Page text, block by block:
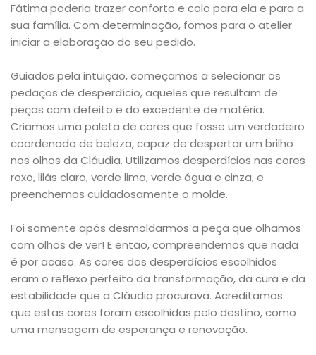
Fátima poderia trazer conforto e colo para ela e para a
sua família. Com determinação, fomos para o atelier
iniciar a elaboração do seu pedido.
Guiados pela intuição, começamos a selecionar os
pedaços de desperdício, aqueles que resultam de
peças com defeito e do excedente de matéria.
Criamos uma paleta de cores que fosse um verdadeiro
coordenado de beleza, capaz de despertar um brilho
nos olhos da Cláudia. Utilizamos desperdícios nas cores
roxo, lilás claro, verde lima, verde água e cinza, e
preenchemos cuidadosamente o molde.
Foi somente após desmoldarmos a peça que olhamos
com olhos de ver! E então, compreendemos que nada
é por acaso. As cores dos desperdícios escolhidos
eram o reflexo perfeito da transformação, da cura e da
estabilidade que a Cláudia procurava. Acreditamos
que estas cores foram escolhidas pelo destino, como
uma mensagem de esperança e renovação.